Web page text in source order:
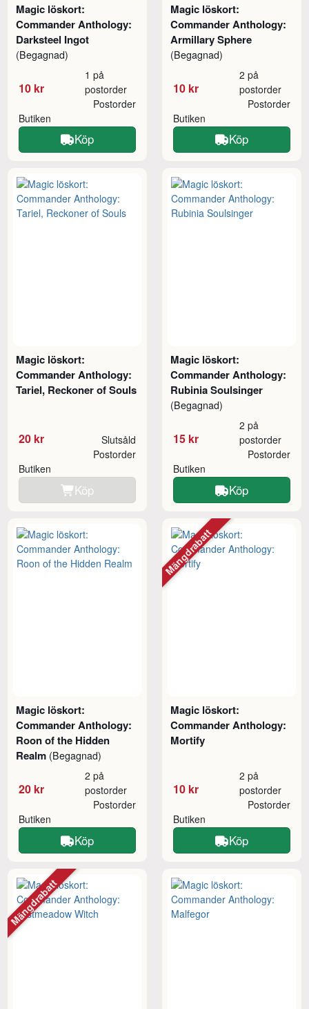
Magic löskort:
Commander Anthology:
Darksteel Ingot
(Begagnad)
10 kr
1 på
postorder
Butiken
Postorder
Köp
Magic löskort:
Commander Anthology:
Armillary Sphere
(Begagnad)
10 kr
2 på
postorder
Butiken
Postorder
Köp
Magic löskort:
Commander Anthology:
Tariel, Reckoner of Souls
20 kr Slutsåld
Butiken
Postorder
Köp
Magic löskort:
Commander Anthology:
Rubinia Soulsinger
(Begagnad)
15 kr
2 på
postorder
Butiken
Postorder
Köp
Magic löskort:
Commander Anthology:
Roon of the Hidden
Realm (Begagnad)
20 kr
2 på
postorder
Butiken
Postorder
Köp
Magic löskort:
Commander Anthology:
Mortify
10 kr
2 på
postorder
Butiken
Postorder
Köp
Mängdrabatt
Mängdrabatt